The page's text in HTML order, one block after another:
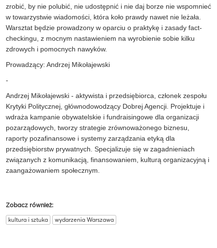
zrobić, by nie polubić, nie udostępnić i nie daj borze nie wspomnieć
w towarzystwie wiadomości, która koło prawdy nawet nie leżała.
Warsztat będzie prowadzony w oparciu o praktykę i zasady fact-
checkingu, z mocnym nastawieniem na wyrobienie sobie kilku
zdrowych i pomocnych nawyków.
Prowadzący: Andrzej Mikołajewski
-
Andrzej Mikołajewski - aktywista i przedsiębiorca, członek zespołu
Krytyki Politycznej, głównodowodzący Dobrej Agencji. Projektuje i
wdraża kampanie obywatelskie i fundraisingowe dla organizacji
pozarządowych, tworzy strategie zrównoważonego biznesu,
raporty pozafinansowe i systemy zarządzania etyką dla
przedsiębiorstw prywatnych. Specjalizuje się w zagadnieniach
związanych z komunikacją, finansowaniem, kulturą organizacyjną i
zaangażowaniem społecznym.
Zobacz również:
kultura i sztuka wydarzenia Warszawa